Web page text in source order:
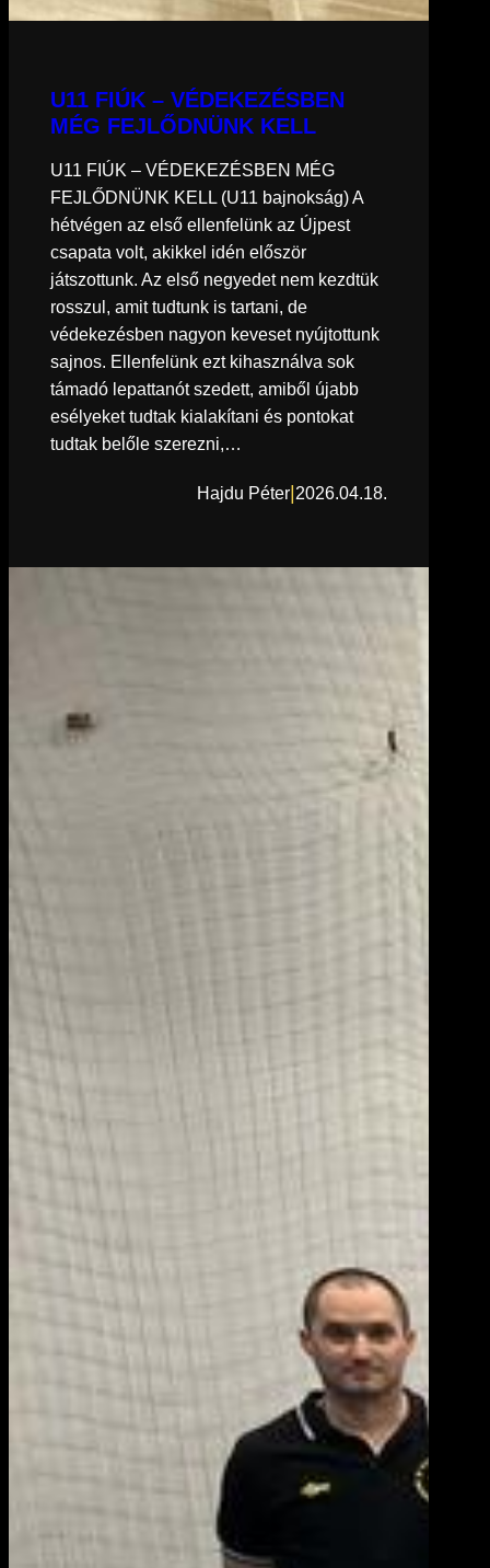
U11 FIÚK – VÉDEKEZÉSBEN
MÉG FEJLŐDNÜNK KELL
U11 FIÚK – VÉDEKEZÉSBEN MÉG
FEJLŐDNÜNK KELL (U11 bajnokság) A
hétvégen az első ellenfelünk az Újpest
csapata volt, akikkel idén először
játszottunk. Az első negyedet nem kezdtük
rosszul, amit tudtunk is tartani, de
védekezésben nagyon keveset nyújtottunk
sajnos. Ellenfelünk ezt kihasználva sok
támadó lepattanót szedett, amiből újabb
esélyeket tudtak kialakítani és pontokat
tudtak belőle szerezni,…
Hajdu Péter 2026.04.18.